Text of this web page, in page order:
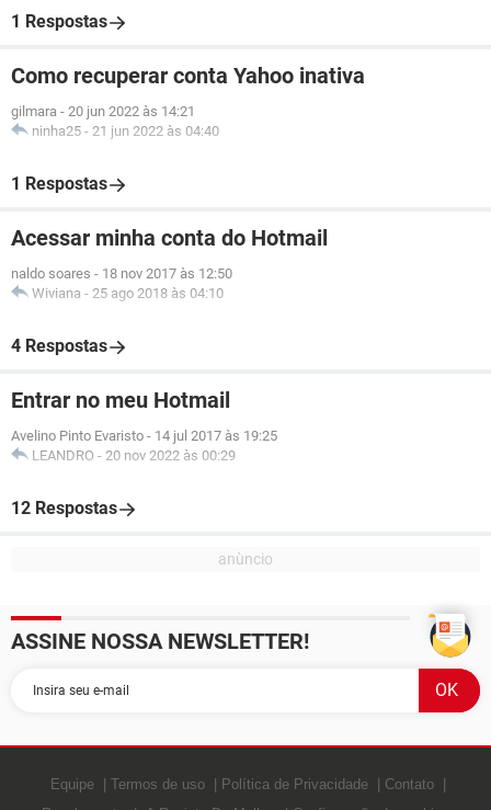
1 Respostas
Como recuperar conta Yahoo inativa
gilmara - 20 jun 2022 às 14:21
ninha25 - 21 jun 2022 às 04:40
1 Respostas
Acessar minha conta do Hotmail
naldo soares - 18 nov 2017 às 12:50
Wiviana - 25 ago 2018 às 04:10
4 Respostas
Entrar no meu Hotmail
Avelino Pinto Evaristo - 14 jul 2017 às 19:25
LEANDRO - 20 nov 2022 às 00:29
12 Respostas
ASSINE NOSSA NEWSLETTER!
Equipe Termos de uso Política de Privacidade
Contato